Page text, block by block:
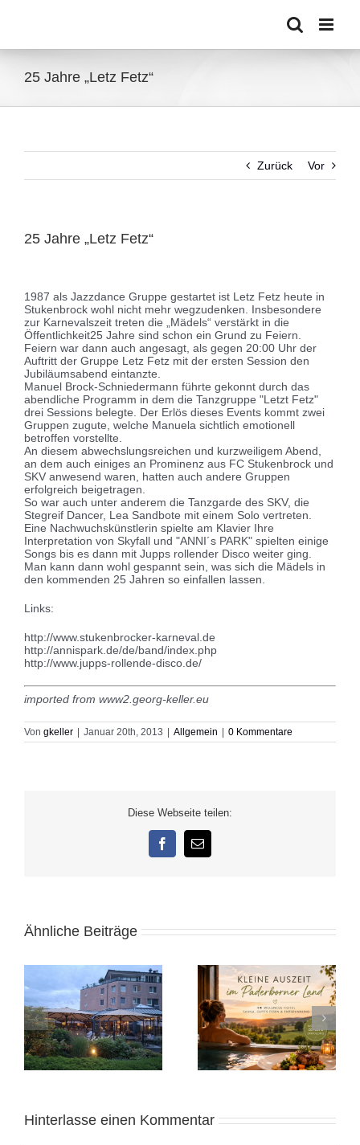
25 Jahre „Letz Fetz“
Zurück Vor
25 Jahre „Letz Fetz“
Bild
1987 als Jazzdance Gruppe gestartet ist Letz Fetz heute in
Stukenbrock wohl nicht mehr wegzudenken. Insbesondere
zur Karnevalszeit treten die „Mädels“ verstärkt in die
Öffentlichkeit25 Jahre sind schon ein Grund zu Feiern.
Feiern war dann auch angesagt, als gegen 20:00 Uhr der
Auftritt der Gruppe Letz Fetz mit der ersten Session den
Jubiläumsabend eintanzte.
Manuel Brock-Schniedermann führte gekonnt durch das
abendliche Programm in dem die Tanzgruppe "Letzt Fetz"
drei Sessions belegte. Der Erlös dieses Events kommt zwei
Gruppen zugute, welche Manuela sichtlich emotionell
betroffen vorstellte.
An diesem abwechslungsreichen und kurzweiligem Abend,
an dem auch einiges an Prominenz aus FC Stukenbrock und
SKV anwesend waren, hatten auch andere Gruppen
erfolgreich beigetragen.
So war auch unter anderem die Tanzgarde des SKV, die
Stegreif Dancer, Lea Sandbote mit einem Solo vertreten.
Eine Nachwuchskünstlerin spielte am Klavier Ihre
Interpretation von Skyfall und "ANNI´s PARK" spielten einige
Songs bis es dann mit Jupps rollender Disco weiter ging.
Man kann dann wohl gespannt sein, was sich die Mädels in
den kommenden 25 Jahren so einfallen lassen.
Links:
http://www.stukenbrocker-karneval.de
http://annispark.de/de/band/index.php
http://www.jupps-rollende-disco.de/
imported from www2.georg-keller.eu
Von gkeller | Januar 20th, 2013 | Allgemein | 0 Kommentare
Diese Webseite teilen:
Facebook
E-
Mail
Ähnliche Beiträge
Kleine Auszeit in
Ostwestfalen
Alicante November
2025: Sonnige Auszeit
Hinterlasse einen Kommentar